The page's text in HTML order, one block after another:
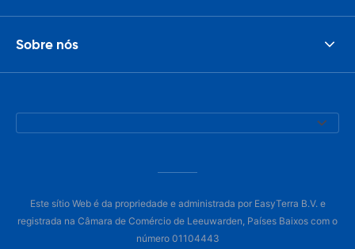
Sobre nós
Este sítio Web é da propriedade e administrada por EasyTerra B.V. e
registrada na Câmara de Comércio de Leeuwarden, Países Baixos com o
número 01104443